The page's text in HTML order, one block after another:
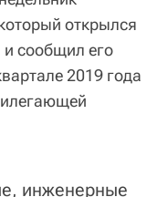
открылся
и сообщил его
2019 года
инженерные